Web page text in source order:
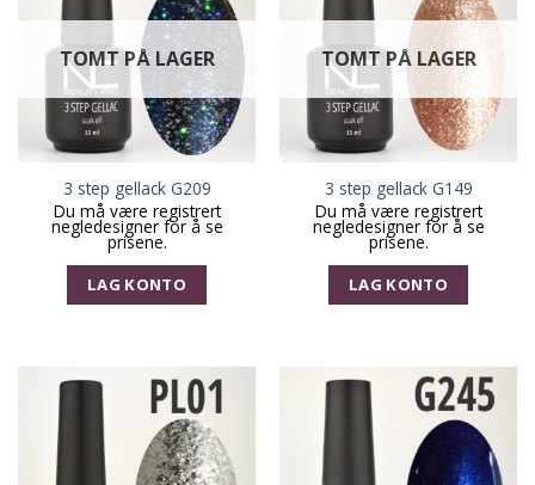
TOMT PÅ LAGER
3 step gellack G209
Du må være registrert
negledesigner for å se
prisene.
LAG KONTO
TOMT PÅ LAGER
3 step gellack G149
Du må være registrert
negledesigner for å se
prisene.
LAG KONTO